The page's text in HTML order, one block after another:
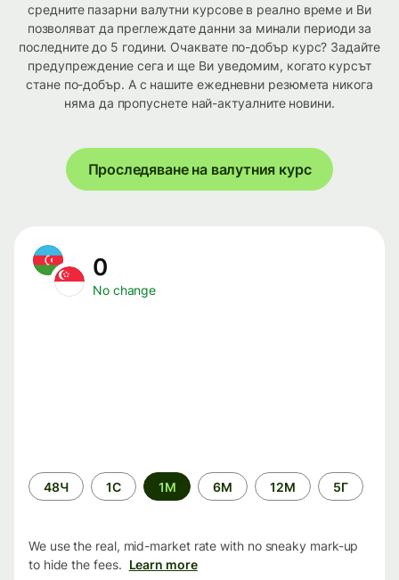
средните пазарни валутни курсове в реално време и Ви
позволяват да преглеждате данни за минали периоди за
последните до 5 години. Очаквате по-добър курс? Задайте
предупреждение сега и ще Ви уведомим, когато курсът
стане по-добър. А с нашите ежедневни резюмета никога
няма да пропуснете най-актуалните новини.
Проследяване на валутния курс
0
No change
Time
period
48Ч 1С 1М 6М 12М 5Г
We use the real, mid-market rate with no sneaky mark-up
to hide the fees. Learn more